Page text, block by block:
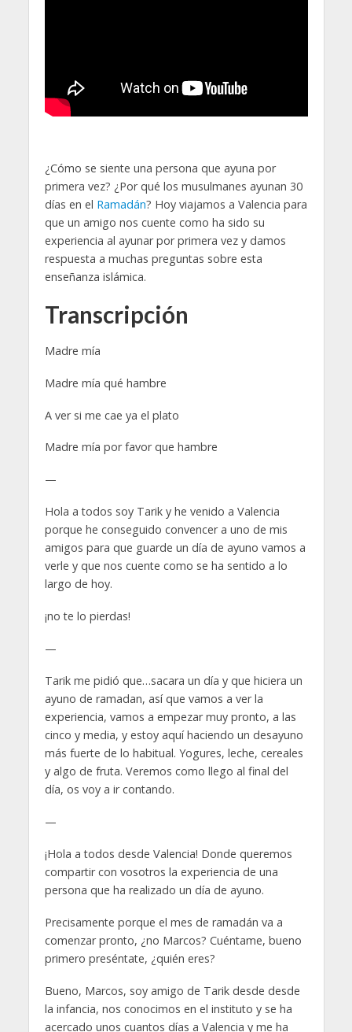
¿Cómo se siente una persona que ayuna por
primera vez? ¿Por qué los musulmanes ayunan 30
días en el Ramadán? Hoy viajamos a Valencia para
que un amigo nos cuente como ha sido su
experiencia al ayunar por primera vez y damos
respuesta a muchas preguntas sobre esta
enseñanza islámica.
Transcripción
Madre mía
Madre mía qué hambre
A ver si me cae ya el plato
Madre mía por favor que hambre
—
Hola a todos soy Tarik y he venido a Valencia
porque he conseguido convencer a uno de mis
amigos para que guarde un día de ayuno vamos a
verle y que nos cuente como se ha sentido a lo
largo de hoy.
¡no te lo pierdas!
—
Tarik me pidió que…sacara un día y que hiciera un
ayuno de ramadan, así que vamos a ver la
experiencia, vamos a empezar muy pronto, a las
cinco y media, y estoy aquí haciendo un desayuno
más fuerte de lo habitual. Yogures, leche, cereales
y algo de fruta. Veremos como llego al final del
día, os voy a ir contando.
—
¡Hola a todos desde Valencia! Donde queremos
compartir con vosotros la experiencia de una
persona que ha realizado un día de ayuno.
Precisamente porque el mes de ramadán va a
comenzar pronto, ¿no Marcos? Cuéntame, bueno
primero preséntate, ¿quién eres?
Bueno, Marcos, soy amigo de Tarik desde desde
la infancia, nos conocimos en el instituto y se ha
acercado unos cuantos días a Valencia y me ha